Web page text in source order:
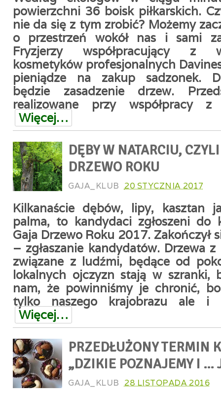
powierzchni 36 boisk piłkarskich.
nie da się z tym zrobić? Możemy
o przestrzeń wokół nas i sami
Fryzjerzy współpracujący z
kosmetyków profesjonalnych
pieniądze na zakup sadzonek.
będzie zasadzenie drzew.
realizowane przy współpracy
Więcej…
DĘBY W NATARCIU,
DRZEWO ROKU
GAJA_KLUB 20 STYCZNIA 2017
Kilkanaście dębów, lipy, kasztan
palma, to kandydaci zgłoszeni do
Gaja Drzewo Roku 2017. Zakończył
– zgłaszanie kandydatów. Drzewa
związane z ludźmi, będące od
lokalnych ojczyzn stają w szranki,
nam, że powinniśmy je chronić,
tylko naszego krajobrazu ale i
Więcej…
PRZEDŁUŻONY TERMIN
„DZIKIE POZNAJEMY I …
GAJA_KLUB 28 LISTOPADA 2016